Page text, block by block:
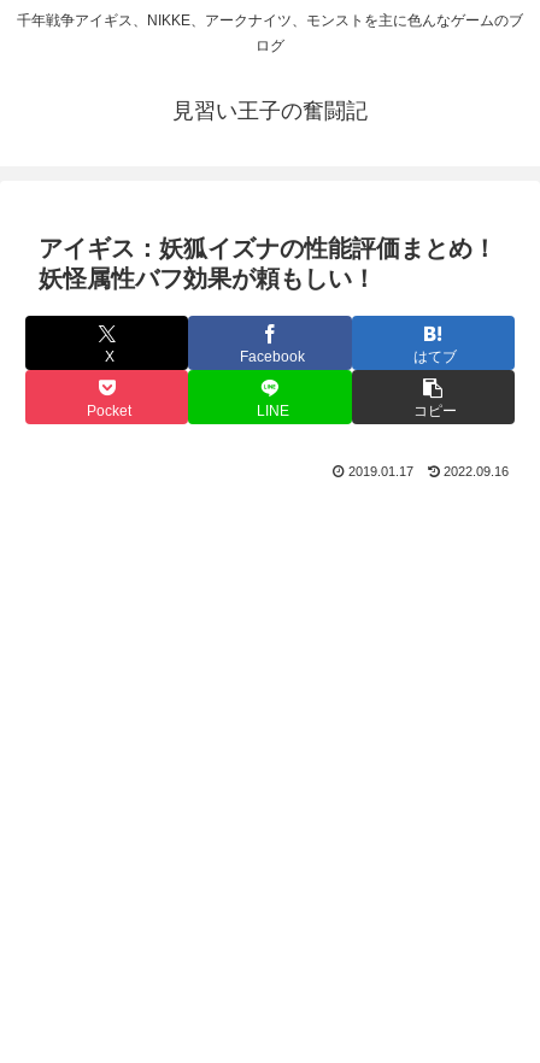
千年戦争アイギス、NIKKE、アークナイツ、モンストを主に色んなゲームのブ
ログ
見習い王子の奮闘記
アイギス：妖狐イズナの性能評価まとめ！
妖怪属性バフ効果が頼もしい！
X Facebook はてブ
Pocket LINE コピー
2019.01.17 2022.09.16